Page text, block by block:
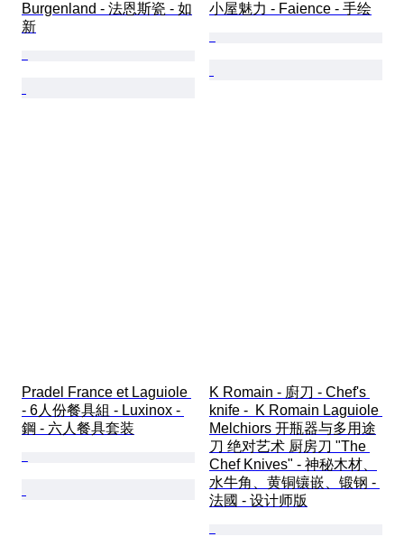
Burgenland - 法恩斯瓷 - 如
新
小屋魅力 - Faience - 手绘
Pradel France et Laguiole
- 6人份餐具組 - Luxinox -
鋼 - 六人餐具套装
K Romain - 廚刀 - Chef's
knife -  K Romain Laguiole
Melchiors 开瓶器与多用途
刀 绝对艺术 厨房刀 "The
Chef Knives" - 神秘木材、
水牛角、黄铜镶嵌、锻钢 -
法國 - 设计师版